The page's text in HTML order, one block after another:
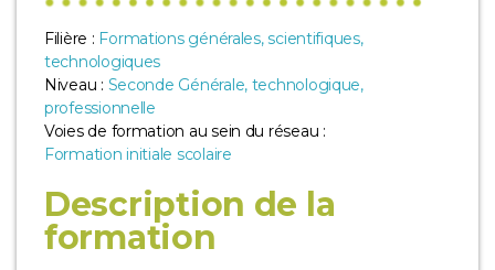
Filière : Formations générales, scientifiques,
technologiques
Niveau : Seconde Générale, technologique,
professionnelle
Voies de formation au sein du réseau :
Formation initiale scolaire
Description de la
formation